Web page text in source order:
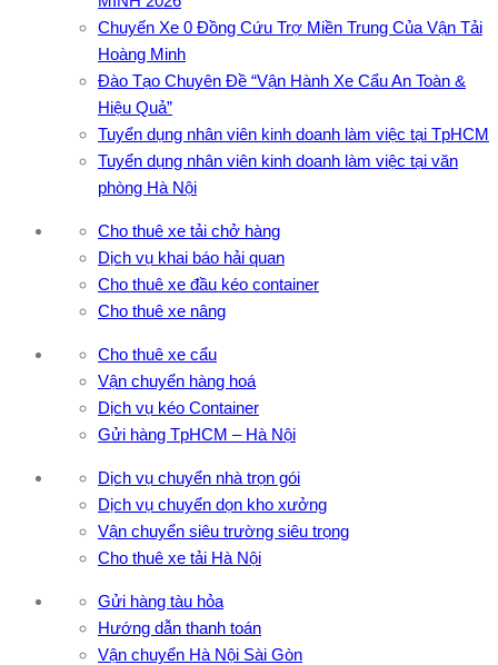
Chuyến Xe 0 Đồng Cứu Trợ Miền Trung Của Vận Tải
Hoàng Minh
Đào Tạo Chuyên Đề “Vận Hành Xe Cẩu An Toàn &
Hiệu Quả”
Tuyển dụng nhân viên kinh doanh làm việc tại TpHCM
Tuyển dụng nhân viên kinh doanh làm việc tại văn
phòng Hà Nội
Cho thuê xe tải chở hàng
Dịch vụ khai báo hải quan
Cho thuê xe đầu kéo container
Cho thuê xe nâng
Cho thuê xe cẩu
Vận chuyển hàng hoá
Dịch vụ kéo Container
Gửi hàng TpHCM – Hà Nội
Dịch vụ chuyển nhà trọn gói
Dịch vụ chuyển dọn kho xưởng
Vận chuyển siêu trường siêu trọng
Cho thuê xe tải Hà Nội
Gửi hàng tàu hỏa
Hướng dẫn thanh toán
Vận chuyển Hà Nội Sài Gòn